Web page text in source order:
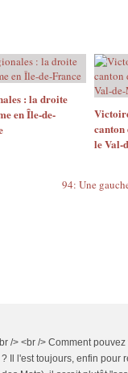
: la droite
en Île-de-
canton
le Val-
94: Une
/> <br /> Comment
Il l'est toujours, enfin pour